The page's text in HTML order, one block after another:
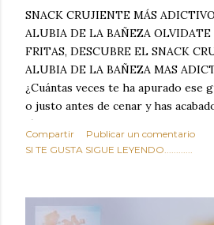
SNACK CRUJIENTE MÁS
ALUBIA DE LA BAÑEZA OLVIDATE
FRITAS, DESCUBRE EL SNACK
ALUBIA DE LA BAÑEZA MAS
¿Cuántas veces te ha apurado ese
o justo antes de cenar y has
típicas patatas de bolsa, frutos
ultraprocesados llenos de grasas
sabroso, con ese toque tostado y
satisface. Estas alubias crujientes
Compartir
Publicar un comentario
SI TE GUSTA SIGUE LEYENDO............